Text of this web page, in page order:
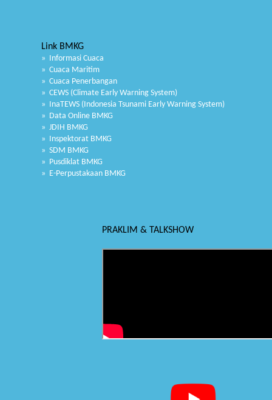
Link BMKG
» Informasi Cuaca
» Cuaca Maritim
» Cuaca Penerbangan
» CEWS (Climate Early Warning System)
» InaTEWS (Indonesia Tsunami Early Warning System)
» Data Online BMKG
» JDIH BMKG
» Inspektorat BMKG
» SDM BMKG
» Pusdiklat BMKG
» E-Perpustakaan BMKG
PRAKLIM & TALKSHOW